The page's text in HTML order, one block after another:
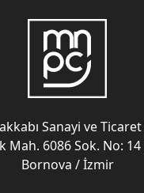
Sanayi ve
Mah. 6086 Sok. No: 14
Bornova / İzmir